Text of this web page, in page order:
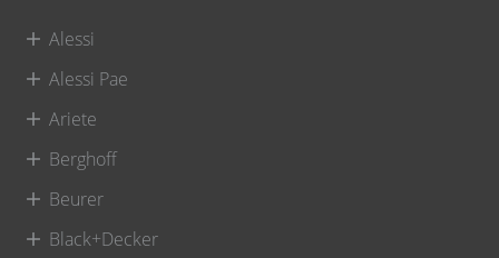
Alessi
Alessi Pae
Ariete
Berghoff
Beurer
Black+Decker